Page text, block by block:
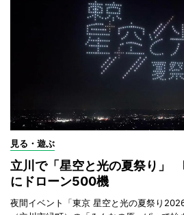
見る・遊ぶ
立川で「星空と光の夏祭り」
にドローン500機
夜間イベント「東京 星空と光の夏祭り